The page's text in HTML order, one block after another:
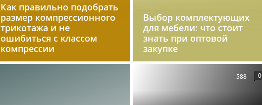
Как правильно подобрать
размер компрессионного
трикотажа и не
ошибиться с классом
компрессии
Выбор комплектующих
для мебели: что стоит
знать при оптовой
закупке
588 0